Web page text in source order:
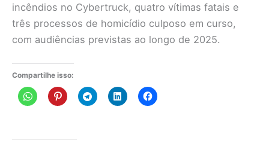
incêndios no Cybertruck, quatro vítimas fatais e
três processos de homicídio culposo em curso,
com audiências previstas ao longo de 2025.
Compartilhe isso: